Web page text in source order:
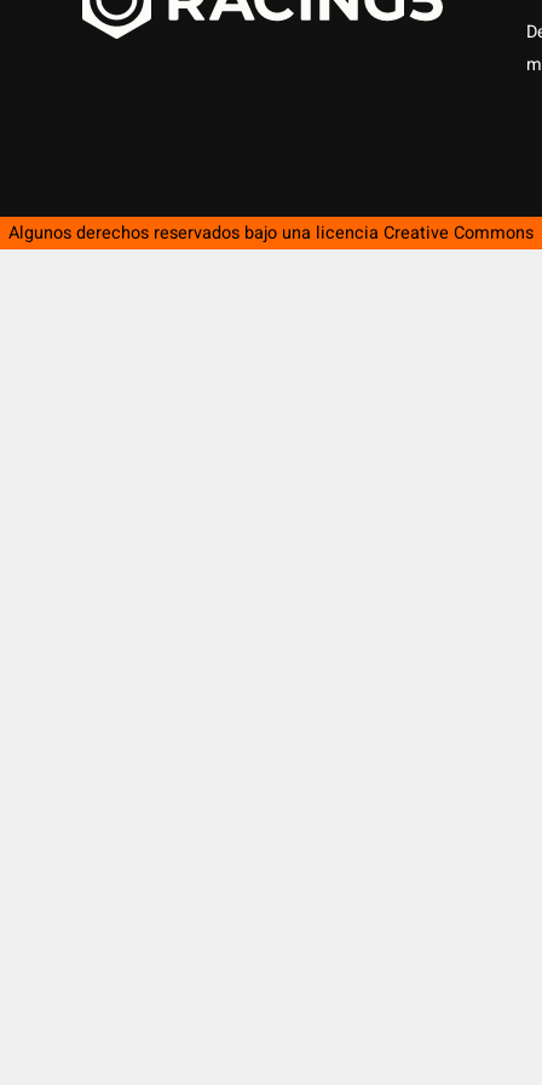
Algunos derechos reservados bajo una licencia Creative Commons